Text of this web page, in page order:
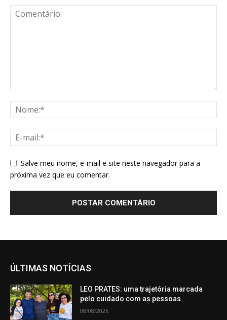
Salve meu nome, e-mail e site neste navegador para a
próxima vez que eu comentar.
ÚLTIMAS NOTÍCIAS
LEO PRATES: uma trajetória marcada
pelo cuidado com as pessoas
08/08/2026